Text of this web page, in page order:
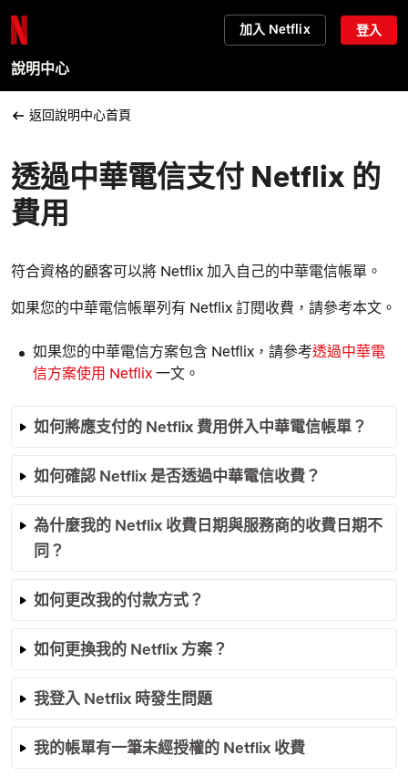
加入 Netflix 登入
說明中心
返回說明中心首頁
透過中華電信支付 Netflix 的
費用
符合資格的顧客可以將 Netflix 加入自己的中華電信帳單。
如果您的中華電信帳單列有 Netflix 訂閱收費，請參考本文。
如果您的中華電信方案包含 Netflix，請參考透過中華電
信方案使用 Netflix 一文。
如何將應支付的 Netflix 費用併入中華電信帳單？
如何確認 Netflix 是否透過中華電信收費？
為什麼我的 Netflix 收費日期與服務商的收費日期不
同？
如何更改我的付款方式？
如何更換我的 Netflix 方案？
我登入 Netflix 時發生問題
我的帳單有一筆未經授權的 Netflix 收費